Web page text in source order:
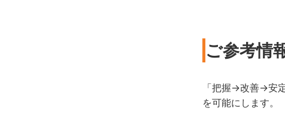
ご参考情
「把握→改善→安
を可能にします。